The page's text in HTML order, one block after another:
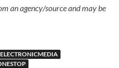
an agency/source and may be